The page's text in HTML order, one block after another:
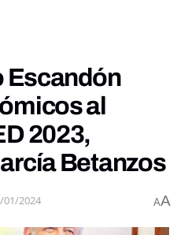
Escandón
al
2023,
Betanzos
01/2024 AA